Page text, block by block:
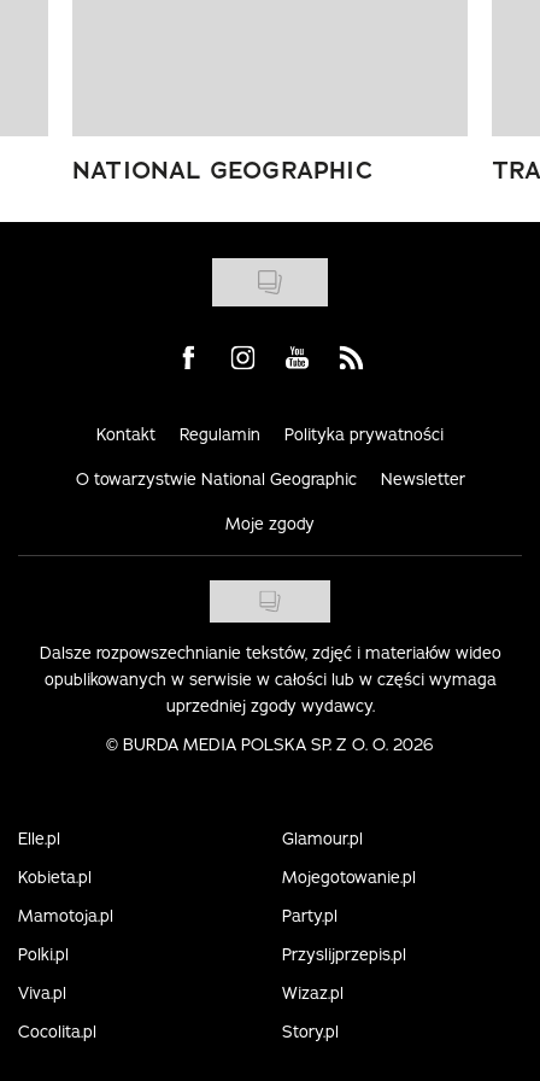
NATIONAL GEOGRAPHIC
Visit us on Facebook
Visit us on Instagram
Visit us on Youtube
Visit us on Rss
Kontakt Regulamin Polityka prywatności
O towarzystwie National Geographic Newsletter
Moje zgody
Dalsze rozpowszechnianie tekstów, zdjęć i materiałów wideo
opublikowanych w serwisie w całości lub w części wymaga
uprzedniej zgody wydawcy.
© BURDA MEDIA POLSKA SP. Z O. O. 2026
Elle.pl
Glamour.pl
Kobieta.pl
Mojegotowanie.pl
Mamotoja.pl
Party.pl
Polki.pl
Przyslijprzepis.pl
Viva.pl
Wizaz.pl
Cocolita.pl
Story.pl